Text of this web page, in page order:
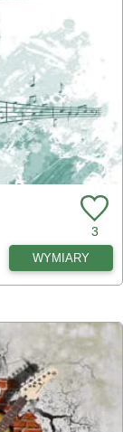
3
WYMIARY